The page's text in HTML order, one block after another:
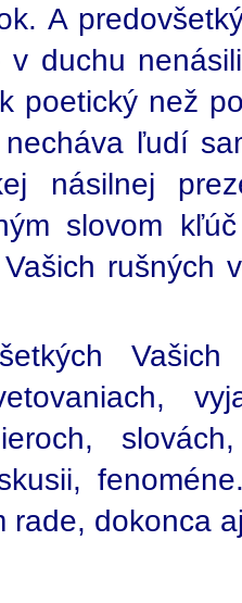
A
v duchu
poetický než
ľudí
násilnej
slovom
rušných
Vašich
rade, dokonca